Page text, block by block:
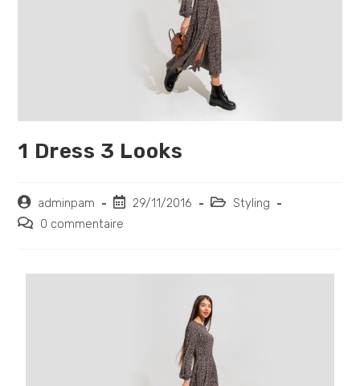
1 Dress 3 Looks
adminpam 29/11/2016
Styling
0 commentaire